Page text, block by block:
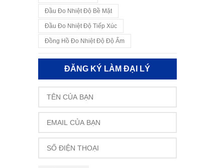
Đầu Đo Nhiệt Độ Bề Mặt
Đầu Đo Nhiệt Độ Tiếp Xúc
Đồng Hồ Đo Nhiệt Độ Độ Ẩm
ĐĂNG KÝ LÀM ĐẠI LÝ